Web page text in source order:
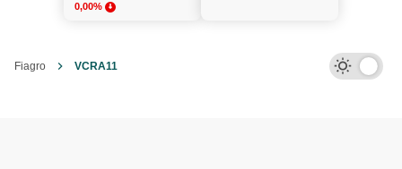
0,00%
Fiagro VCRA11